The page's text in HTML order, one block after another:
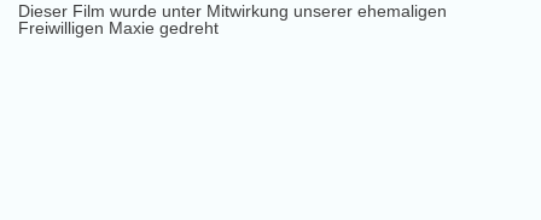
Dieser Film wurde unter Mitwirkung unserer ehemaligen
Freiwilligen Maxie gedreht